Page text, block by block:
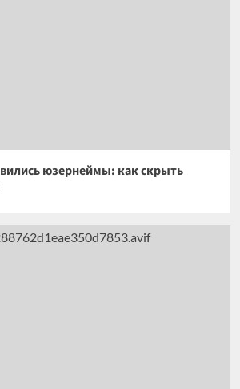
юзернеймы: как скрыть